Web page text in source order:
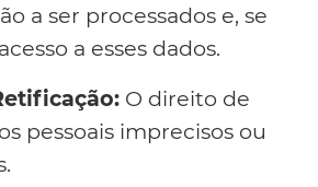
a ser processados e, se
a esses dados.
O direito de
pessoais imprecisos ou